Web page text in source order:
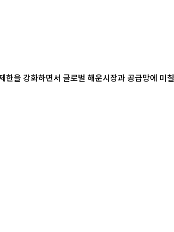
강화하면서 글로벌 해운시장과 공급망에 미칠